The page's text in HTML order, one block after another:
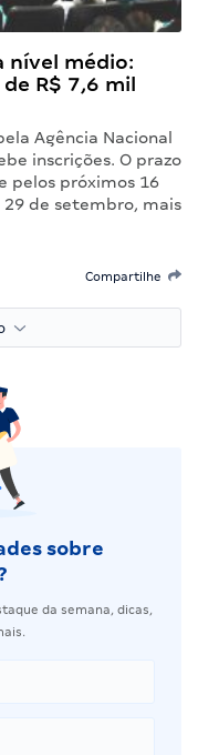
nível médio:
R$ 7,6 mil
Agência Nacional
inscrições. O prazo
pelos próximos 16
29 de setembro, mais
Compartilhe
sobre
da semana, dicas,